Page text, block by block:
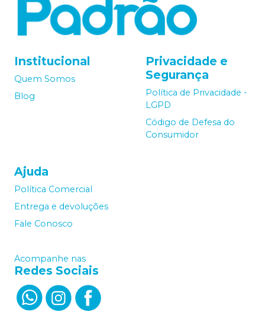
Institucional
Quem Somos
Blog
Privacidade e
Segurança
Política de Privacidade -
LGPD
Código de Defesa do
Consumidor
Ajuda
Política Comercial
Entrega e devoluções
Fale Conosco
Acompanhe nas
Redes Sociais